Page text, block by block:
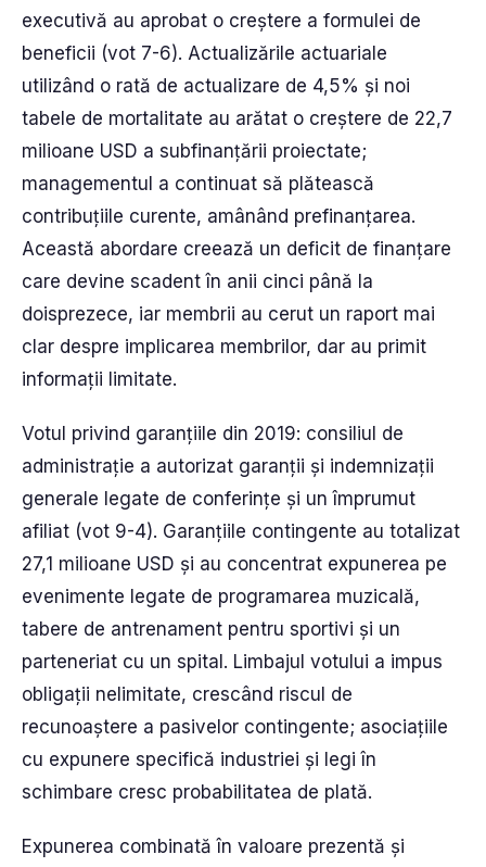
executivă au aprobat o creștere a formulei de
beneficii (vot 7-6). Actualizările actuariale
utilizând o rată de actualizare de 4,5% și noi
tabele de mortalitate au arătat o creștere de 22,7
milioane USD a subfinanțării proiectate;
managementul a continuat să plătească
contribuțiile curente, amânând prefinanțarea.
Această abordare creează un deficit de finanțare
care devine scadent în anii cinci până la
doisprezece, iar membrii au cerut un raport mai
clar despre implicarea membrilor, dar au primit
informații limitate.
Votul privind garanțiile din 2019: consiliul de
administrație a autorizat garanții și indemnizații
generale legate de conferințe și un împrumut
afiliat (vot 9-4). Garanțiile contingente au totalizat
27,1 milioane USD și au concentrat expunerea pe
evenimente legate de programarea muzicală,
tabere de antrenament pentru sportivi și un
parteneriat cu un spital. Limbajul votului a impus
obligații nelimitate, crescând riscul de
recunoaștere a pasivelor contingente; asociațiile
cu expunere specifică industriei și legi în
schimbare cresc probabilitatea de plată.
Expunerea combinată în valoare prezentă și